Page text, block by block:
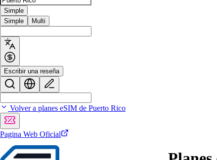
Simple
Simple
Multi
Escribir una reseña
Volver a planes eSIM de Puerto Rico
Pagina Web Oficial